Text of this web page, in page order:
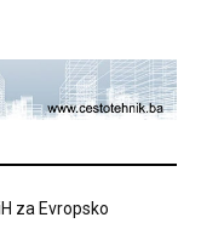
za Evropsko